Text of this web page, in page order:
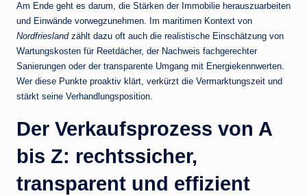
Am Ende geht es darum, die Stärken der Immobilie herauszuarbeiten
und Einwände vorwegzunehmen. Im maritimen Kontext von
Nordfrieslandzählt dazu oft auch die realistische Einschätzung von
Wartungskosten für Reetdächer, der Nachweis fachgerechter
Sanierungen oder der transparente Umgang mit Energiekennwerten.
Wer diese Punkte proaktiv klärt, verkürzt die Vermarktungszeit und
stärkt seine Verhandlungsposition.
Der Verkaufsprozess von A
bis Z: rechtssicher,
transparent und effizient